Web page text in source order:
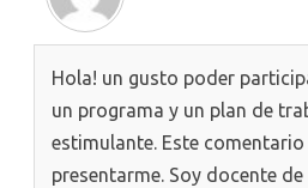
Hola! un gusto poder
un programa y un plan de
estimulante. Este comentario
presentarme. Soy docente